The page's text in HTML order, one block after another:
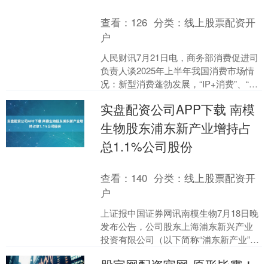
查看： 126 分类：线上股票配资开
户
人民财讯7月21日电，商务部消费促进司
负责人谈2025年上半年我国消费市场情
况：新型消费蓬勃发展，“IP+消费”、“人
十足....
实盘配资公司APP下载 南模
生物股东浦东新产业增持占
总1.1%公司股份
查看： 140 分类：线上股票配资开
户
上证报中国证券网讯南模生物7月18日晚
发布公告，公司股东上海浦东新兴产业
投资有限公司（以下简称“浦东新产业”）